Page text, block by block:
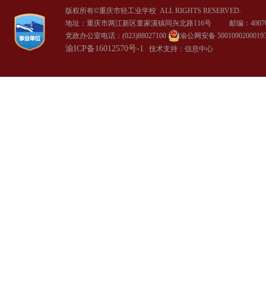
版权所有©重庆市轻工业学校 ALL RIGHTS RESERVED.
地址：重庆市两江新区童家溪镇同兴北路116号 邮编：
党政办公室电话：(023)88027100
渝公网安备
渝ICP备16012570号-1 技术支持：信息中心